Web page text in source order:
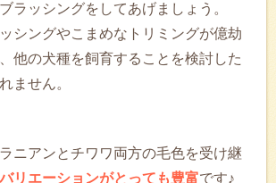
ラッシングをしてあげましょう。
シングやこまめなトリミングが億劫
他の犬種を飼育することを検討した
ません。
ニアンとチワワ両方の毛色を受け継
リエーションがとっても豊富です♪